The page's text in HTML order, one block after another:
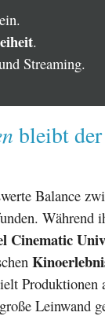
.
Streaming.
bleibt
Balance
Während
Cinematic
Produktionen
Leinwand